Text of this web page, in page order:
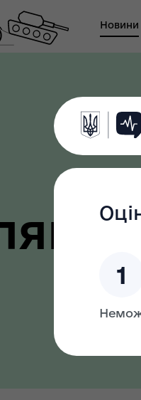
Новини
Звіт виконуючого
повноваження
голови-секретаря
програма
здоров"я